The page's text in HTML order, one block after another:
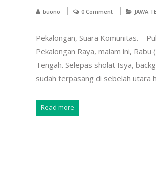
buono 0 Comment JAWA
Pekalongan, Suara Komunitas. –
Pekalongan Raya, malam ini,
Tengah. Selepas sholat Isya,
sudah terpasang di sebelah utara
Read more